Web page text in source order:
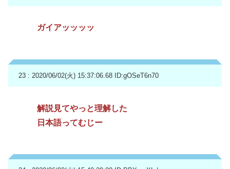
ガイアッッッッ
23 : 2020/06/02(火) 15:37:06.68 ID:gOSeT6n70
解説見てやっと理解した
日本語ってむじー